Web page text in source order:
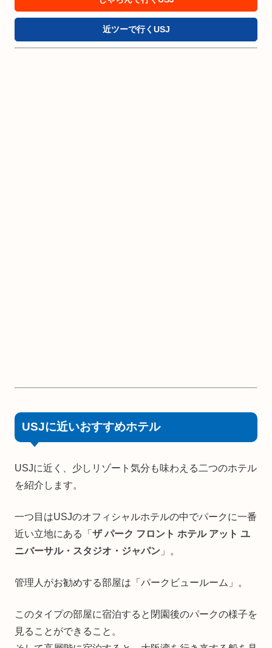
近ツーで行くUSJ
USJに近いおすすめホテル
USJに近く、少しリゾート気分も味わえる二つのホテル
を紹介します。
一つ目はUSJのオフィシャルホテルの中でパークに一番
近い立地にある「 ザ パーク フロント ホテル アット ユ
ニバーサル・スタジオ・ジャパン 」。
管理人がお勧めする部屋は「パークビュールーム」。
このタイプの部屋に宿泊すると閉園後のパークの様子を
見ることができること。